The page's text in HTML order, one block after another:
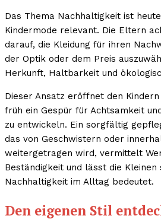
Das Thema Nachhaltigkeit ist
Kindermode relevant. Die Eltern
darauf, die Kleidung für ihren
der Optik oder dem Preis
Herkunft, Haltbarkeit und
Dieser Ansatz eröffnet den
früh ein Gespür für Achtsamkeit
zu entwickeln. Ein sorgfältig
das von Geschwistern oder
weitergetragen wird, vermittelt
Beständigkeit und lässt die
Nachhaltigkeit im Alltag bedeutet.
Den eigenen Stil